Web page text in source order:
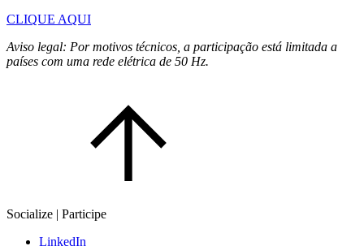
CLIQUE AQUI
Aviso legal: Por motivos técnicos, a participação está limitada a
países com uma rede elétrica de 50 Hz.
Socialize | Participe
LinkedIn